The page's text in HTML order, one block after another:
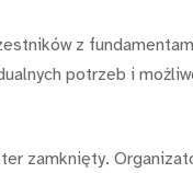
z
potrzeb i
zamknięty.